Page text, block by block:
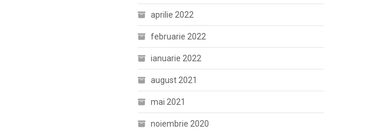
aprilie 2022
februarie 2022
ianuarie 2022
august 2021
mai 2021
noiembrie 2020